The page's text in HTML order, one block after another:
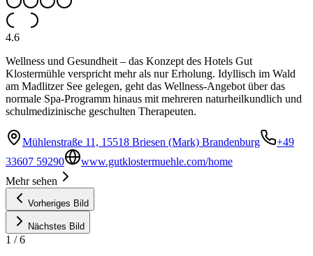
4.6
Wellness und Gesundheit – das Konzept des Hotels Gut
Klostermühle verspricht mehr als nur Erholung. Idyllisch im Wald
am Madlitzer See gelegen, geht das Wellness-Angebot über das
normale Spa-Programm hinaus mit mehreren naturheilkundlich und
schulmedizinische geschulten Therapeuten.
Mühlenstraße 11, 15518 Briesen (Mark) Brandenburg
+49
33607 59290
www.gutklostermuehle.com/home
Mehr sehen
Vorheriges Bild
Nächstes Bild
1 /6